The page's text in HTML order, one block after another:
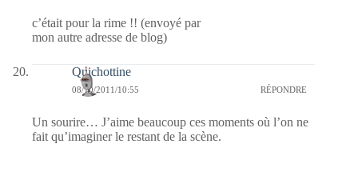
c’était pour la rime !! (envoyé par
mon autre adresse de blog)
Quichottine
08/10/2011/10:55 RÉPONDRE
Un sourire… J’aime beaucoup ces moments où l’on ne
fait qu’imaginer le restant de la scène.